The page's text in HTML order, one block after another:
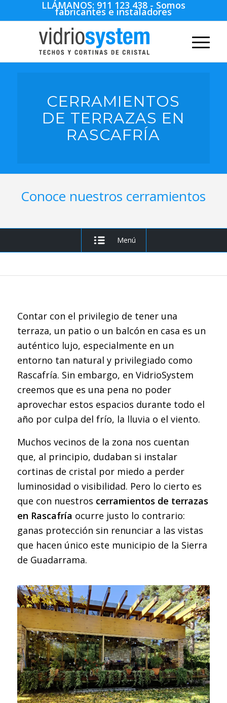
LLÁMANOS: 911 123 438 - Somos
fabricantes e instaladores
CERRAMIENTOS
DE TERRAZAS EN
RASCAFRÍA
Conoce nuestros cerramientos
Menú
Contar con el privilegio de tener una
terraza, un patio o un balcón en casa es un
auténtico lujo, especialmente en un
entorno tan natural y privilegiado como
Rascafría. Sin embargo, en VidrioSystem
creemos que es una pena no poder
aprovechar estos espacios durante todo el
año por culpa del frío, la lluvia o el viento.
Muchos vecinos de la zona nos cuentan
que, al principio, dudaban si instalar
cortinas de cristal por miedo a perder
luminosidad o visibilidad. Pero lo cierto es
que con nuestros cerramientos de terrazas
en Rascafría ocurre justo lo contrario:
ganas protección sin renunciar a las vistas
que hacen único este municipio de la Sierra
de Guadarrama.